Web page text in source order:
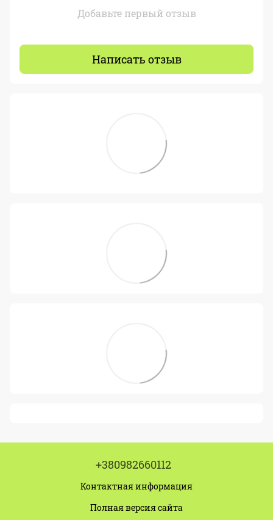
Добавьте первый отзыв
Написать отзыв
+380982660112
Контактная информация
Полная версия сайта